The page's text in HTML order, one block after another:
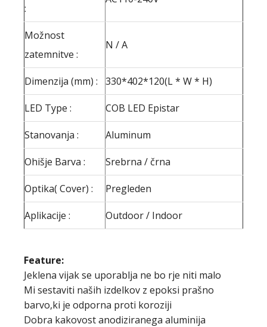
:
Možnost
zatemnitve :
N / A
Dimenzija (mm) : 330*402*120(L * W * H)
LED Type : COB LED Epistar
Stanovanja : Aluminum
Ohišje Barva : Srebrna / črna
Optika( Cover) : Pregleden
Aplikacije : Outdoor / Indoor
Feature:
Jeklena vijak se uporablja ne bo rje niti malo
Mi sestaviti naših izdelkov z epoksi prašno
barvo,ki je odporna proti koroziji
Dobra kakovost anodiziranega aluminija